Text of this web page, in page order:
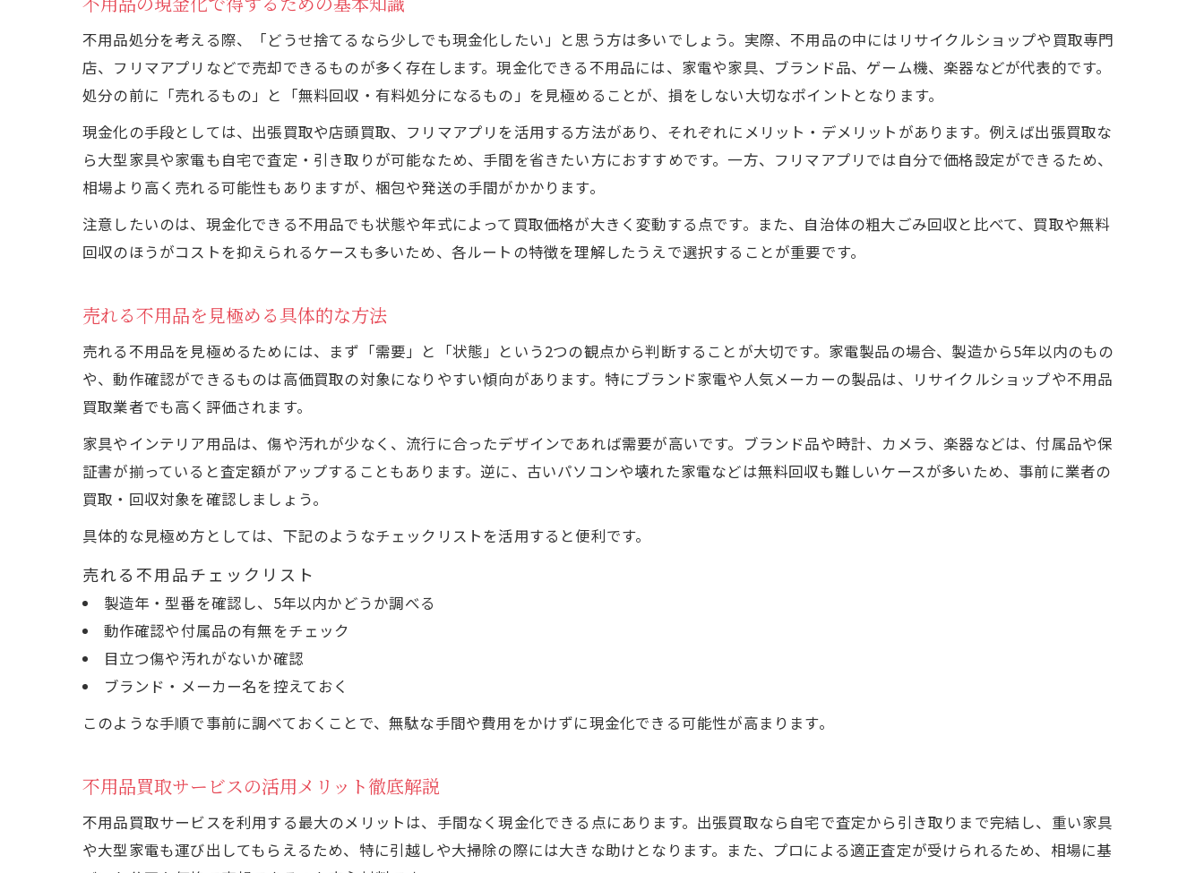
無料回収と現金化どちらが得か徹底比較
自治体と民間の不用品無料回収の違い
処分費を抑える不用品整理のコツ徹底解説
不用品をまとめて整理する節約術のポイント
処分費用を抑えるための分別テクニック
不用品整理の流れと効率的な片付け方法
自力でできる不用品処分のコツと手順
不用品処分費用を最小限にする具体策
家電や家具の不用品現金化ポイント解説
不用品を高く売るための準備と注意点
買取対象になる不用品の特徴を徹底解説
危険な不用品回収業者を避ける具体策
信頼できる不用品回収業者の選び方とは
自力・業者・無料回収の違いと選び方
納得できる不用品処分先の探し方ガイド
不用品処分を考える際、「どうせ捨てるなら少しでも現金化したい」と思う方は多いでしょう。実際、不用品の中にはリサイクルショップや買取専門
店、フリマアプリなどで売却できるものが多く存在します。現金化できる不用品には、家電や家具、ブランド品、ゲーム機、楽器などが代表的です。
処分の前に「売れるもの」と「無料回収・有料処分になるもの」を見極めることが、損をしない大切なポイントとなります。
現金化の手段としては、出張買取や店頭買取、フリマアプリを活用する方法があり、それぞれにメリット・デメリットがあります。例えば出張買取な
ら大型家具や家電も自宅で査定・引き取りが可能なため、手間を省きたい方におすすめです。一方、フリマアプリでは自分で価格設定ができるため、
相場より高く売れる可能性もありますが、梱包や発送の手間がかかります。
注意したいのは、現金化できる不用品でも状態や年式によって買取価格が大きく変動する点です。また、自治体の粗大ごみ回収と比べて、買取や無料
回収のほうがコストを抑えられるケースも多いため、各ルートの特徴を理解したうえで選択することが重要です。
売れる不用品を見極める具体的な方法
売れる不用品を見極めるためには、まず「需要」と「状態」という2つの観点から判断することが大切です。家電製品の場合、製造から5年以内のもの
や、動作確認ができるものは高価買取の対象になりやすい傾向があります。特にブランド家電や人気メーカーの製品は、リサイクルショップや不用品
買取業者でも高く評価されます。
家具やインテリア用品は、傷や汚れが少なく、流行に合ったデザインであれば需要が高いです。ブランド品や時計、カメラ、楽器などは、付属品や保
証書が揃っていると査定額がアップすることもあります。逆に、古いパソコンや壊れた家電などは無料回収も難しいケースが多いため、事前に業者の
買取・回収対象を確認しましょう。
具体的な見極め方としては、下記のようなチェックリストを活用すると便利です。
売れる不用品チェックリスト
製造年・型番を確認し、5年以内かどうか調べる
動作確認や付属品の有無をチェック
目立つ傷や汚れがないか確認
ブランド・メーカー名を控えておく
このような手順で事前に調べておくことで、無駄な手間や費用をかけずに現金化できる可能性が高まります。
不用品買取サービスの活用メリット徹底解説
不用品買取サービスを利用する最大のメリットは、手間なく現金化できる点にあります。出張買取なら自宅で査定から引き取りまで完結し、重い家具
や大型家電も運び出してもらえるため、特に引越しや大掃除の際には大きな助けとなります。また、プロによる適正査定が受けられるため、相場に基